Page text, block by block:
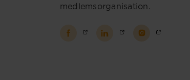
medlemsorganisation.